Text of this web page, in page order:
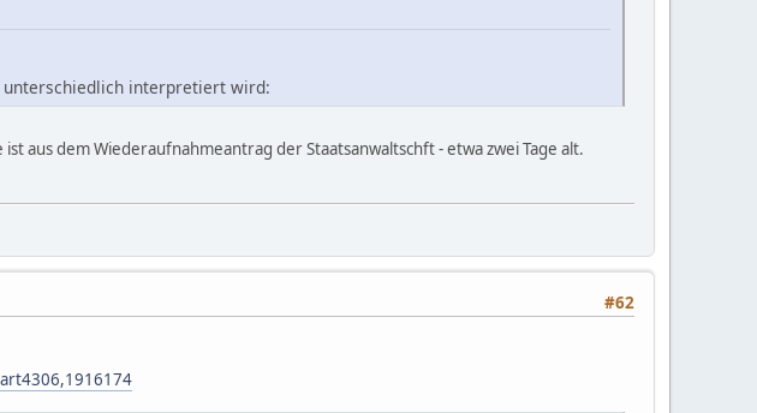
unterschiedlich interpretiert wird:
aus dem Wiederaufnahmeantrag der Staatsanwaltschft - etwa zwei Tage alt.
#62